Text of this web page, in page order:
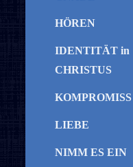
HÖREN
IDENTITÄT in
CHRISTUS
KOMPROMISS
LIEBE
NIMM ES EIN